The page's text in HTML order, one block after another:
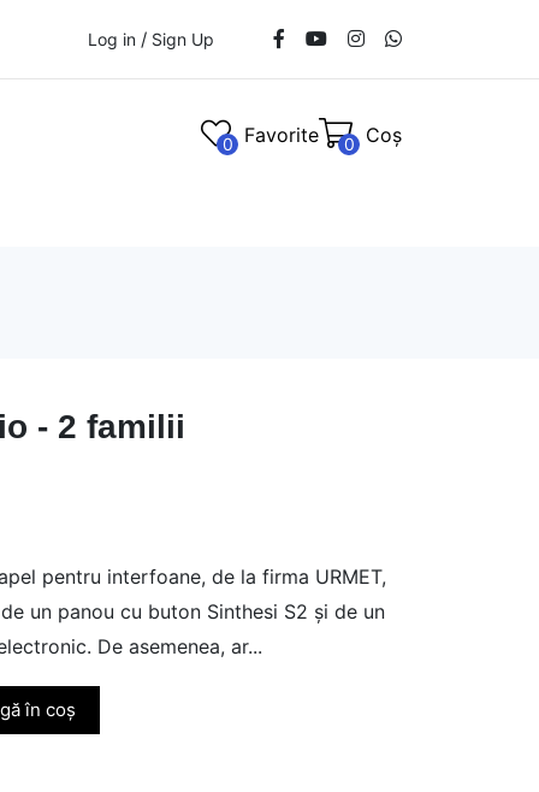
Log in / Sign Up
0 Favorite 0 Coș
- 2 familii
pentru interfoane, de la firma URMET,
un panou cu buton Sinthesi S2 și de un
De asemenea, ar...
în coș